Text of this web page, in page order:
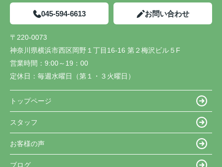
045-594-6613 お問い合わせ
〒220-0073
神奈川県横浜市西区岡野１丁目16-16 第２梅沢ビル５F
営業時間： 9:00～19：00
定休日： 毎週水曜日（第１・３火曜日）
トップページ
スタッフ
お客様の声
ブログ